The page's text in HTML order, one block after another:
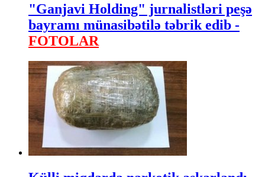
"Ganjavi Holding" jurnalistləri peşə
bayramı münasibətilə təbrik edib -
FOTOLAR